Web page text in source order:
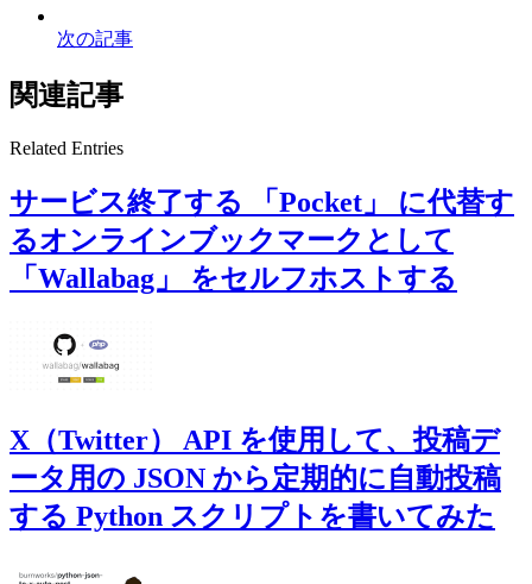
次の記事
関連記事
Related Entries
サービス終了する 「Pocket」 に代替す
るオンラインブックマークとして
「Wallabag」 をセルフホストする
X（Twitter） API を使用して、投稿デ
ータ用の JSON から定期的に自動投稿
する Python スクリプトを書いてみた